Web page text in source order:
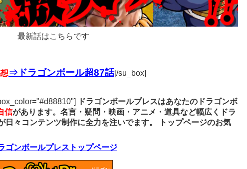
最新話はこちらです
⇒ドラゴンボール超87話[/su_box]
ドラゴンボールプレスはあなたのドラゴンボ
信があります。名言・疑問・映画・アニメ・道具など幅広くドラ
々コンテンツ制作に全力を注いでます。
トップページのお気
ゴンボールプレストップページ